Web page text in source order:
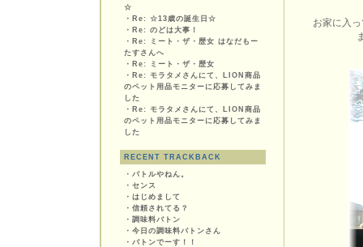
☆
・ Re: ☆13歳の誕生日☆
・ Re: のどは大事！
・ Re: ミート・ザ・歴女 はなだもー
たすさんへ
・ Re: ミート・ザ・歴女
・ Re: モラタメさんにて、LION商品
のペット用品モニターに応募してみま
した
・ Re: モラタメさんにて、LION商品
のペット用品モニターに応募してみま
した
RECENT TRACKBACK
・ バトルやねん。
・ センス
・ はじめまして
・ 信頼されてる？
・ 調味料バトン
・ 今日の調味料バトンさん
・ バトンでーす！！
お家に入